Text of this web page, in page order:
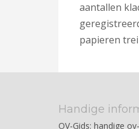
aantallen
papieren
Handige
OV-Gids: handige